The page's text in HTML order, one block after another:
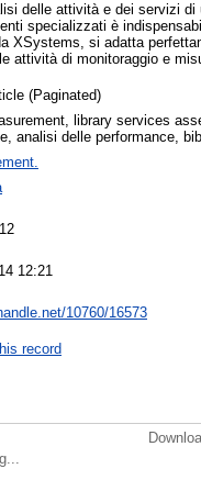
delle attività e dei servizi
specializzati è
XSystems, si adatta
attività di monitoraggio e
(Paginated)
library services
analisi delle performance,
12:21
10760/16573
record